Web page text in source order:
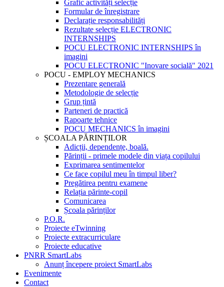
Grafic activități selecție
Formular de înregistrare
Declarație responsabilități
Rezultate selecție ELECTRONIC
INTERNSHIPS
POCU ELECTRONIC INTERNSHIPS în
imagini
POCU ELECTRONIC "Inovare socială" 2021
POCU - EMPLOY MECHANICS
Prezentare generală
Metodologie de selecție
Grup țintă
Parteneri de practică
Rapoarte tehnice
POCU MECHANICS în imagini
ȘCOALA PĂRINȚILOR
Adicții, dependențe, boală.
Părinții - primele modele din viața copilului
Exprimarea sentimentelor
Ce face copilul meu în timpul liber?
Pregătirea pentru examene
Relația părinte-copil
Comunicarea
Școala părinților
P.O.R.
Proiecte eTwinning
Proiecte extracurriculare
Proiecte educative
PNRR SmartLabs
Anunț începere proiect SmartLabs
Evenimente
Contact